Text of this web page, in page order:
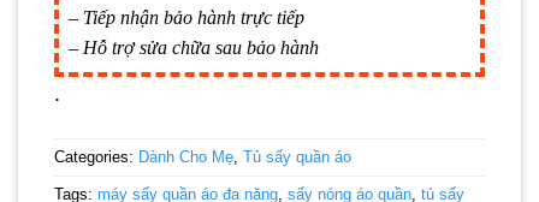
– Tiếp nhận bảo hành trực tiếp
– Hỗ trợ sửa chữa sau bảo hành
.
Categories: Dành Cho Mẹ, Tủ sấy quần áo
Tags: máy sấy quần áo đa năng, sấy nóng áo quần, tủ sấy